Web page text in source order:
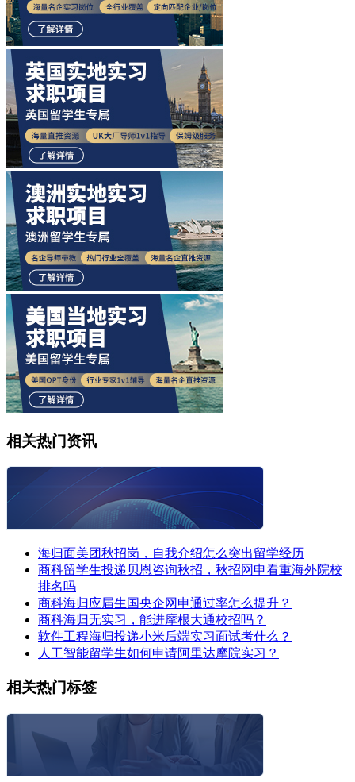
相关热门资讯
海归面美团秋招岗，自我介绍怎么突出留学经历
商科留学生投递贝恩咨询秋招，秋招网申看重海外院校
排名吗
商科海归应届生国央企网申通过率怎么提升？
商科海归无实习，能进摩根大通校招吗？
软件工程海归投递小米后端实习面试考什么？
人工智能留学生如何申请阿里达摩院实习？
相关热门标签